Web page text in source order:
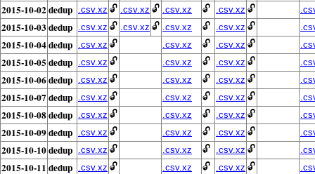
2015-10-02dedup .csv.xz 🔓 .csv.xz 🔓 .csv.xz 🔓 .csv.xz 🔓
2015-10-03dedup .csv.xz 🔓 .csv.xz 🔓 .csv.xz 🔓 .csv.xz 🔓
2015-10-04dedup .csv.xz 🔓 .csv.xz 🔓 .csv.xz 🔓
2015-10-05 dedup .csv.xz 🔓 .csv.xz 🔓 .csv.xz 🔓
2015-10-06dedup .csv.xz 🔓 .csv.xz 🔓 .csv.xz 🔓
2015-10-07dedup .csv.xz 🔓 .csv.xz 🔓 .csv.xz 🔓
2015-10-08dedup .csv.xz 🔓 .csv.xz 🔓 .csv.xz 🔓
2015-10-09dedup .csv.xz 🔓 .csv.xz 🔓 .csv.xz 🔓
2015-10-10dedup .csv.xz 🔓 .csv.xz 🔓 .csv.xz 🔓
2015-10-11 dedup .csv.xz 🔓 .csv.xz 🔓 .csv.xz 🔓